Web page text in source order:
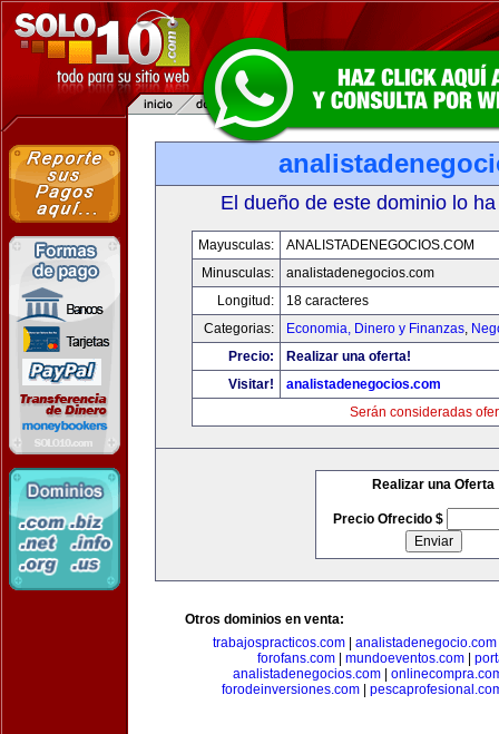
El dueño de este dominio lo
Mayusculas:
ANALISTADENEGOCIOS.COM
Minusculas:
analistadenegocios.com
Longitud:
18 caracteres
Categorias:
Economia, Dinero y Finanzas,
Precio:
Realizar una oferta!
Visitar!
analistadenegocios.com
Serán consideradas
Realizar una Oferta
Precio Ofrecido $
Otros dominios en venta:
trabajospracticos.com| analistadenegocio.com
forofans.com
mundoeventos.com
analistadenegocios.com
forodeinversiones.com